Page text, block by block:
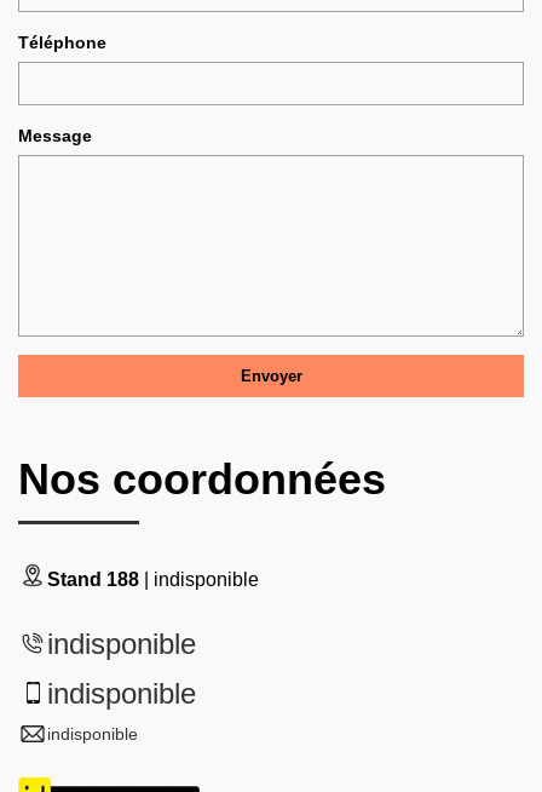
Téléphone
Message
Nos coordonnées
Stand 188 | indisponible
indisponible
indisponible
indisponible